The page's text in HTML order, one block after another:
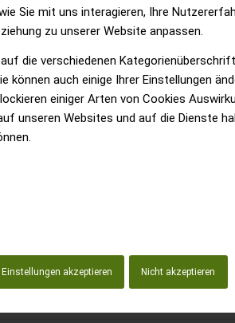
Sie mit uns interagieren, Ihre
zu unserer Website anpassen.
die verschiedenen
können auch einige Ihrer Einstellungen
einiger Arten von Cookies
unseren Websites und auf die Dienste
Einstellungen akzeptieren Nicht akzeptieren
rückläufig gegenüber